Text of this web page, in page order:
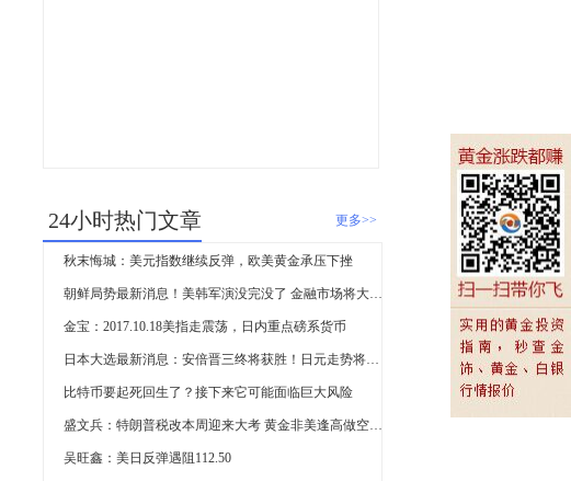
更多>>
24小时热门文章
秋末悔城：美元指数继续反弹，欧美黄金承压下挫
朝鲜局势最新消息！美韩军演没完没了 金融市场将大变天？
金宝：2017.10.18美指走震荡，日内重点磅系货币
日本大选最新消息：安倍晋三终将获胜！日元走势将迎飞跃性突破？
比特币要起死回生了？接下来它可能面临巨大风险
盛文兵：特朗普税改本周迎来大考 黄金非美逢高做空为主
吴旺鑫：美日反弹遇阻112.50